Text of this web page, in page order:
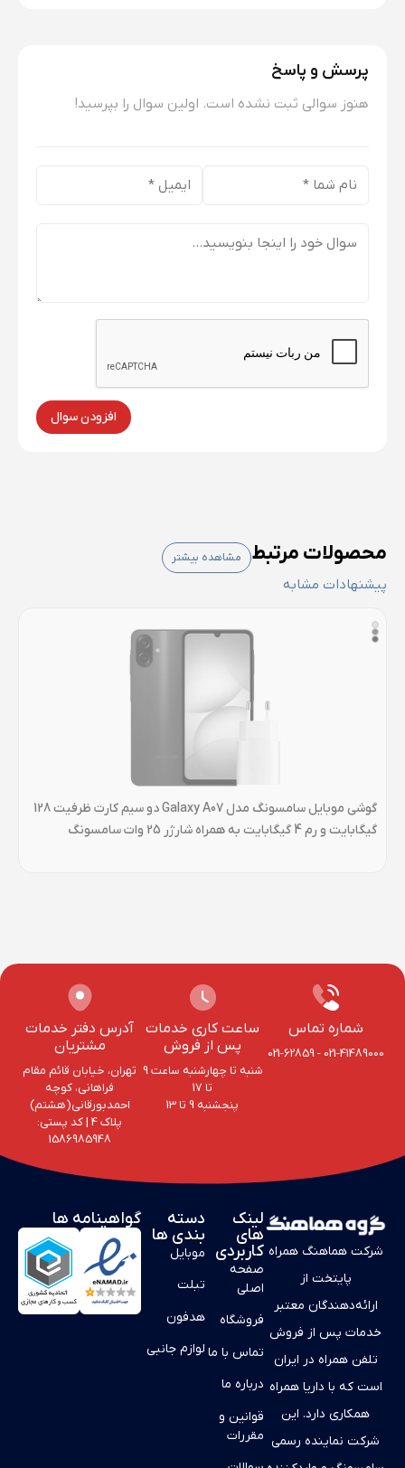
پرسش و پاسخ
هنوز سوالی ثبت نشده است. اولین سوال را بپرسید!
افزودن سوال
محصولات مرتبط
پیشنهادات مشابه
مشاهده بیشتر
گوشی موبایل سامسونگ مدل Galaxy A07 دو سیم کارت ظرفیت 128
گیگابایت و رم 4 گیگابایت به همراه شارژر 25 وات سامسونگ
شماره تماس
021-41489000
-
021-62859
ساعت کاری خدمات
پس از فروش
شنبه تا چهارشنبه ساعت 9
تا 17
پنجشنبه 9 تا 13
آدرس دفتر خدمات
مشتریان
تهران، خیابان قائم مقام
فراهانی، کوچه
احمد‌بورقانی(هشتم)
پلاک 4‌ | کد پستی:
1586985948
لینک
های
کاربردی
صفحه
اصلی
فروشگاه
تماس با ما
درباره ما
قوانین و
مقررات
دسته
بندی ها
موبایل
تبلت
هدفون
لوازم جانبی
شرکت هماهنگ همراه
پایتخت از
ارائه‌دهندگان معتبر
خدمات پس از فروش
تلفن همراه در ایران
است که با داریا همراه
همکاری دارد. این
شرکت نماینده رسمی
گواهینامه ها